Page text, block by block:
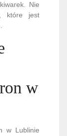
Nie
które jest
w
w Lublinie